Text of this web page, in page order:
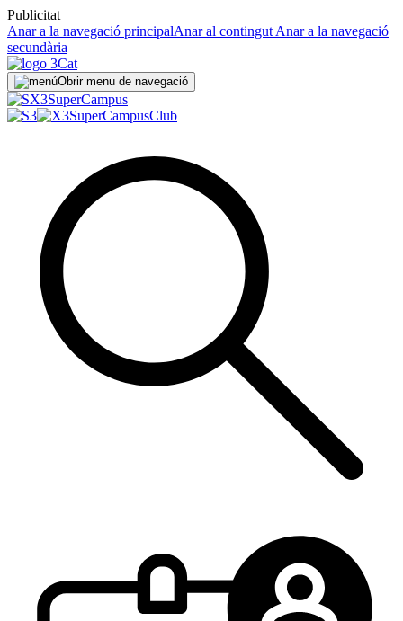
Publicitat
Anar a la navegació principalAnar al contingut Anar a la navegació
secundària
Obrir menu de navegació
SuperCampus
SuperCampusClub